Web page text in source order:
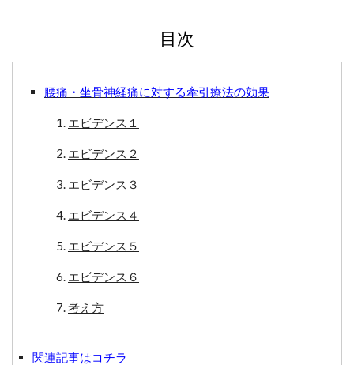
目次
腰痛・坐骨神経痛に対する牽引療法の効果
エビデンス１
エビデンス２
エビデンス３
エビデンス４
エビデンス５
エビデンス６
考え方
関連記事はコチラ